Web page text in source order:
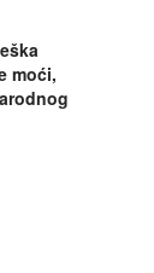
moći,